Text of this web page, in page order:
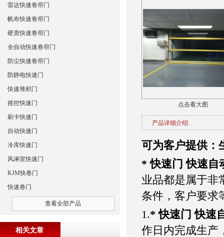
点击看大图
产品详细介绍:
可为客户提供：
* 快速门 快速自
业品都是属于非
条件，客户要求
1.* 快速门 快速
作日内完成生产
雷达快速卷帘门
帆布快速卷帘门
硬质快速卷帘门
全自动快速卷帘门
防尘快速卷帘门
防静电快速门
快速堆积门
摇控快速门
刷卡快速门
自动快速门
冷库快速门
风淋室快速门
KJM快卷门
快速卷门
查看全部产品
相关文章